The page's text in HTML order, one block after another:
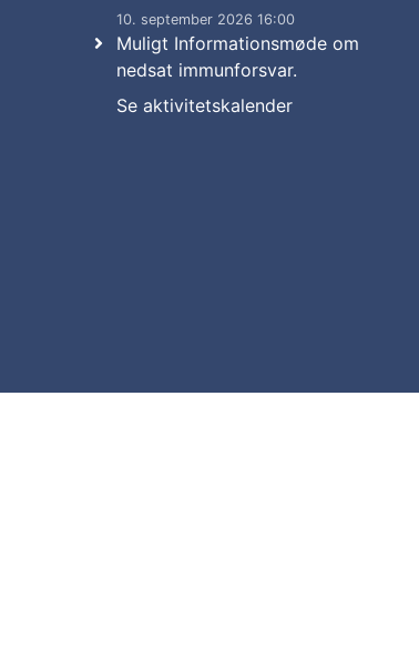
10. september 2026 16:00
Muligt Informationsmøde om
nedsat immunforsvar.
Se aktivitetskalender